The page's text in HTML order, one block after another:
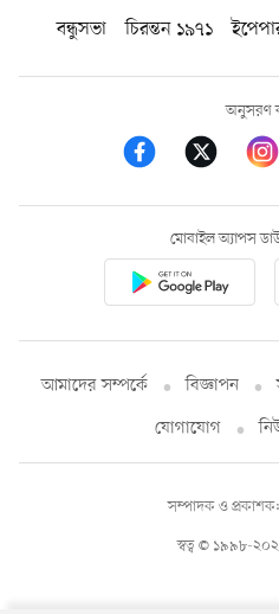
বন্ধুসভা
চিরন্তন ১৯৭১
অনুসরণ
মোবাইল অ্যাপস
আমাদের সম্পর্কে বিজ্ঞাপন
যোগাযোগ
স্বত্ব © ১৯৯৮-
সম্পাদক ও